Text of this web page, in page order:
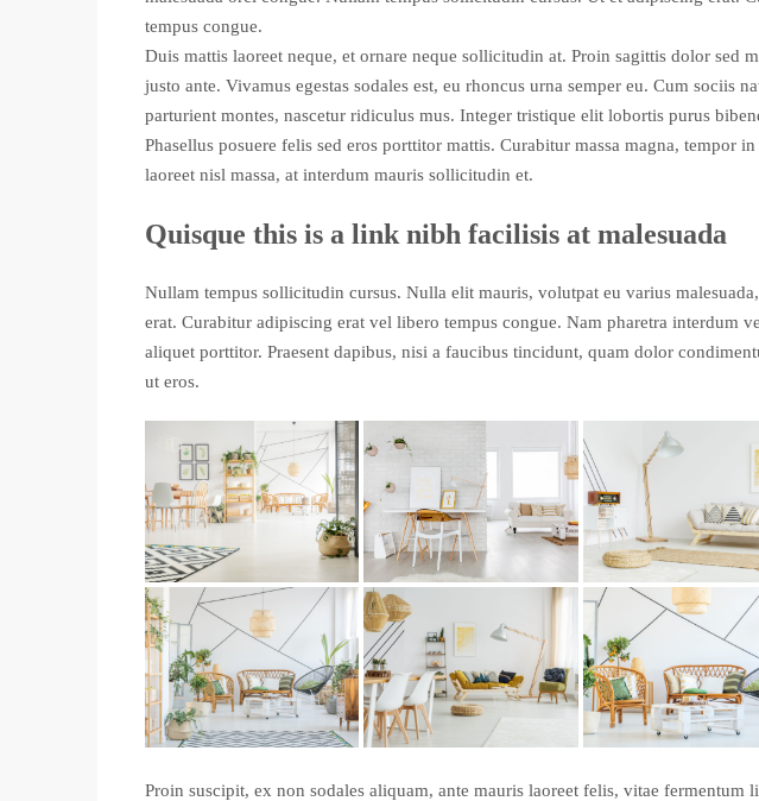
tempus congue.
Duis mattis laoreet neque, et ornare neque sollicitudin at. Proin sagittis dolor sed
justo ante. Vivamus egestas sodales est, eu rhoncus urna semper eu. Cum sociis
parturient montes, nascetur ridiculus mus. Integer tristique elit lobortis purus
Phasellus posuere felis sed eros porttitor mattis. Curabitur massa magna, tempor
laoreet nisl massa, at interdum mauris sollicitudin et.
Quisque this is a link nibh facilisis at malesuada
Nullam tempus sollicitudin cursus. Nulla elit mauris, volutpat eu varius
erat. Curabitur adipiscing erat vel libero tempus congue. Nam pharetra interdum
aliquet porttitor. Praesent dapibus, nisi a faucibus tincidunt, quam dolor
ut eros.
Proin suscipit, ex non sodales aliquam, ante mauris laoreet felis, vitae fermentum